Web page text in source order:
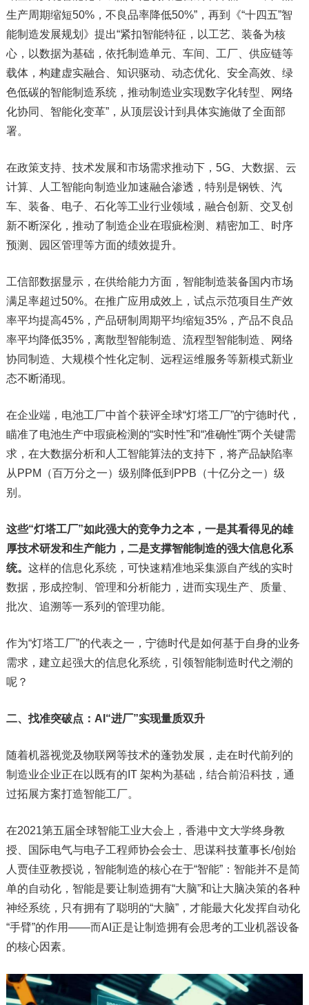
生产周期缩短50%，不良品率降低50%”，再到《“十四五”智
能制造发展规划》提出“紧扣智能特征，以工艺、装备为核
心，以数据为基础，依托制造单元、车间、工厂、供应链等
载体，构建虚实融合、知识驱动、动态优化、安全高效、绿
色低碳的智能制造系统，推动制造业实现数字化转型、网络
化协同、智能化变革”，从顶层设计到具体实施做了全面部
署。
在政策支持、技术发展和市场需求推动下，5G、大数据、云
计算、人工智能向制造业加速融合渗透，特别是钢铁、汽
车、装备、电子、石化等工业行业领域，融合创新、交叉创
新不断深化，推动了制造企业在瑕疵检测、精密加工、时序
预测、园区管理等方面的绩效提升。
工信部数据显示，在供给能力方面，智能制造装备国内市场
满足率超过50%。在推广应用成效上，试点示范项目生产效
率平均提高45%，产品研制周期平均缩短35%，产品不良品
率平均降低35%，离散型智能制造、流程型智能制造、网络
协同制造、大规模个性化定制、远程运维服务等新模式新业
态不断涌现。
在企业端，电池工厂中首个获评全球“灯塔工厂”的宁德时代，
瞄准了电池生产中瑕疵检测的“实时性”和“准确性”两个关键需
求，在大数据分析和人工智能算法的支持下，将产品缺陷率
从PPM（百万分之一）级别降低到PPB（十亿分之一）级
别。
这些“灯塔工厂”如此强大的竞争力之本，一是其看得见的雄
厚技术研发和生产能力，二是支撑智能制造的强大信息化系
统。 这样的信息化系统，可快速精准地采集源自产线的实时
数据，形成控制、管理和分析能力，进而实现生产、质量、
批次、追溯等一系列的管理功能。
作为“灯塔工厂”的代表之一，宁德时代是如何基于自身的业务
需求，建立起强大的信息化系统，引领智能制造时代之潮的
呢？
二、找准突破点：AI“进厂”实现量质双升
随着机器视觉及物联网等技术的蓬勃发展，走在时代前列的
制造业企业正在以既有的IT 架构为基础，结合前沿科技，通
过拓展方案打造智能工厂。
在2021第五届全球智能工业大会上，香港中文大学终身教
授、国际电气与电子工程师协会会士、思谋科技董事长/创始
人贾佳亚教授说，智能制造的核心在于“智能”：智能并不是简
单的自动化，智能是要让制造拥有“大脑”和让大脑决策的各种
神经系统，只有拥有了聪明的“大脑”，才能最大化发挥自动化
“手臂”的作用——而AI正是让制造拥有会思考的工业机器设备
的核心因素。